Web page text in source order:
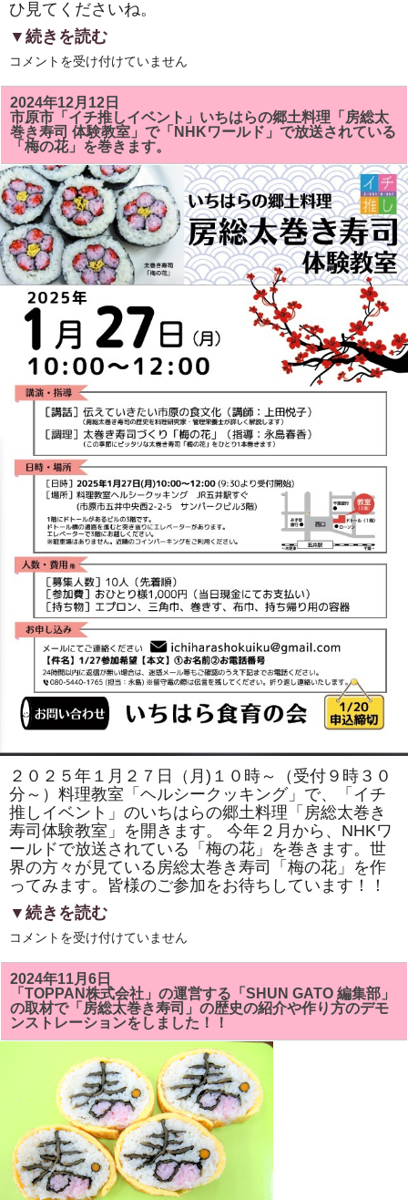
ひ見てくださいね。
▼続きを読む
２
２
５
年
新
年
明
け
ま
し
て
お
め
で
と
う
ご
ざ
コメントを受け付けていません
2024年12月12日
市原市「イチ推しイベント」いちはらの郷土料理「房総太
巻き寿司 体験教室」で「NHKワールド」で放送されている
「梅の花」を巻きます。
２０２５年１月２７日（月)１０時～（受付９時３０
分～）料理教室「ヘルシークッキング」で、「イチ
推しイベント」のいちはらの郷土料理「房総太巻き
寿司体験教室」を開きます。 今年２月から、NHKワ
ールドで放送されている「梅の花」を巻きます。世
界の方々が見ている房総太巻き寿司「梅の花」を作
ってみます。皆様のご参加をお待ちしています！！
▼続きを読む
市
市
「イ
チ
推
し
イ
ベ
は
郷
土
料
理
「房
コメントを受け付けていません
2024年11月6日
「TOPPAN株式会社」の運営する「SHUN GATO 編集部」
の取材で「房総太巻き寿司」の歴史の紹介や作り方のデモ
ンストレーションをしました！！